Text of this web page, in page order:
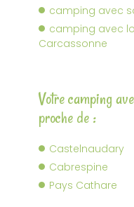
camping avec
camping avec
Carcassonne
Votre camping
proche de :
Castelnaudary
Cabrespine
Pays Cathare